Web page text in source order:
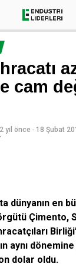
cam
yıl önce - 18 Şubat
dünyanın en
Çimento,
aynı
dolar oldu.